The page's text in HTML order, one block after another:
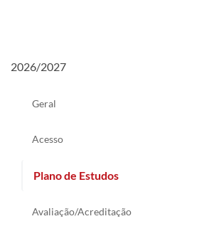
2026/2027
Geral
Acesso
Plano de Estudos
Avaliação/Acreditação